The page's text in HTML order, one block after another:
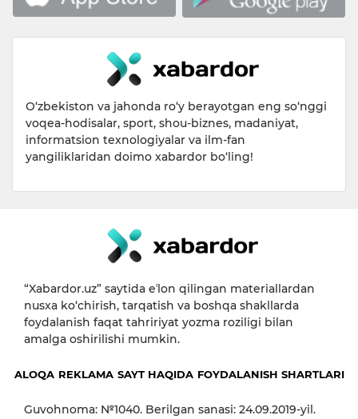
O‘zbekiston va jahonda ro‘y berayotgan eng so‘nggi
voqea-hodisalar, sport, shou-biznes, madaniyat,
informatsion texnologiyalar va ilm-fan
yangiliklaridan doimo xabardor bo‘ling!
“Xabardor.uz” saytida eʼlon qilingan materiallardan
nusxa ko‘chirish, tarqatish va boshqa shakllarda
foydalanish faqat tahririyat yozma roziligi bilan
amalga oshirilishi mumkin.
ALOQA REKLAMA SAYT HAQIDA FOYDALANISH SHARTLARI
Guvohnoma: №1040. Berilgan sanasi: 24.09.2019-yil.